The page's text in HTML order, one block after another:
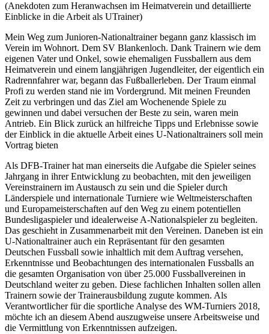
(Anekdoten zum Heranwachsen im Heimatverein und detaillierte
Einblicke in die Arbeit als UTrainer)
Mein Weg zum Junioren-Nationaltrainer begann ganz klassisch im
Verein im Wohnort. Dem SV Blankenloch. Dank Trainern wie dem
eigenen Vater und Onkel, sowie ehemaligen Fussballern aus dem
Heimatverein und einem langjährigen Jugendleiter, der eigentlich ein
Radrennfahrer war, begann das Fußballerleben. Der Traum einmal
Profi zu werden stand nie im Vordergrund. Mit meinen Freunden
Zeit zu verbringen und das Ziel am Wochenende Spiele zu
gewinnen und dabei versuchen der Beste zu sein, waren mein
Antrieb. Ein Blick zurück an hilfreiche Tipps und Erlebnisse sowie
der Einblick in die aktuelle Arbeit eines U-Nationaltrainers soll mein
Vortrag bieten
Als DFB-Trainer hat man einerseits die Aufgabe die Spieler seines
Jahrgang in ihrer Entwicklung zu beobachten, mit den jeweiligen
Vereinstrainern im Austausch zu sein und die Spieler durch
Länderspiele und internationale Turniere wie Weltmeisterschaften
und Europameisterschaften auf den Weg zu einem potentiellen
Bundesligaspieler und idealerweise A-Nationalspieler zu begleiten.
Das geschieht in Zusammenarbeit mit den Vereinen. Daneben ist ein
U-Nationaltrainer auch ein Repräsentant für den gesamten
Deutschen Fussball sowie inhaltlich mit dem Auftrag versehen,
Erkenntnisse und Beobachtungen des internationalen Fussballs an
die gesamten Organisation von über 25.000 Fussballvereinen in
Deutschland weiter zu geben. Diese fachlichen Inhalten sollen allen
Trainern sowie der Trainerausbildung zugute kommen. Als
Verantwortlicher für die sportliche Analyse des WM-Turniers 2018,
möchte ich an diesem Abend auszugweise unsere Arbeitsweise und
die Vermittlung von Erkenntnissen aufzeigen.